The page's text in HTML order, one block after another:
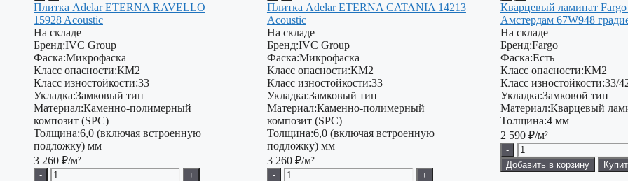
Плитка Adelar ETERNA RAVELLO
15928 Acoustic
На складе
Бренд:IVC Group
Фаска:Микрофаска
Класс опасности:КМ2
Класс изностойкости:33
Укладка:Замковый тип
Материал:Каменно-полимерный
композит (SPC)
Толщина:6,0 (включая встроенную
подложку) мм
3 260 ₽/м²
-
+
Плитка Adelar ETERNA CATANIA 14213
Acoustic
На складе
Бренд:IVC Group
Фаска:Микрофаска
Класс опасности:КМ2
Класс изностойкости:33
Укладка:Замковый тип
Материал:Каменно-полимерный
композит (SPC)
Толщина:6,0 (включая встроенную
подложку) мм
3 260 ₽/м²
-
+
Кварцевый ламинат
Амстердам 67W948
На складе
Бренд:Fargo
Фаска:Есть
Класс опасности:КМ2
Класс изностойкости:33/
Укладка:Замковой тип
Материал:Кварцевый
Толщина:4 мм
2 590 ₽/м²
-
Добавить в корзину